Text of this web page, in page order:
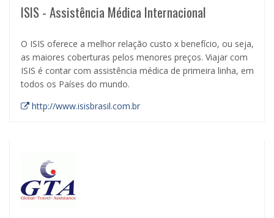
ISIS - Assistência Médica Internacional
O ISIS oferece a melhor relação custo x benefício, ou seja,
as maiores coberturas pelos menores preços. Viajar com
ISIS é contar com assistência médica de primeira linha, em
todos os Países do mundo.
http://www.isisbrasil.com.br